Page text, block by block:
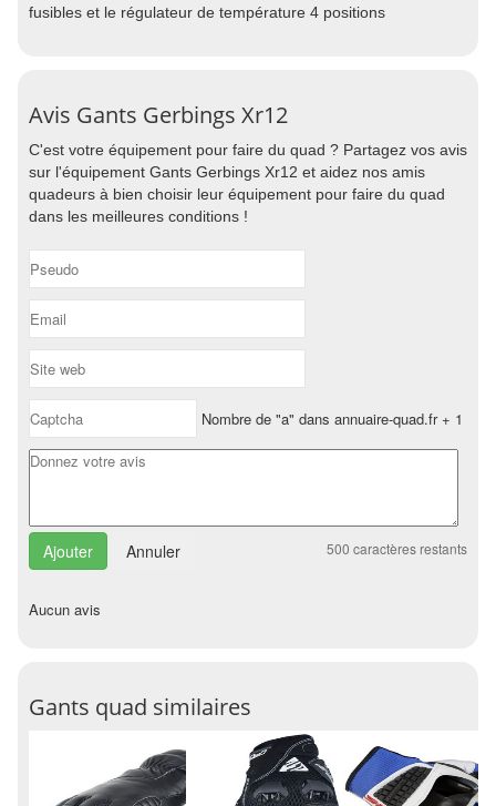
fusibles et le régulateur de température 4 positions
Avis Gants Gerbings Xr12
C'est votre équipement pour faire du quad ? Partagez vos avis
sur l'équipement Gants Gerbings Xr12 et aidez nos amis
quadeurs à bien choisir leur équipement pour faire du quad
dans les meilleures conditions !
Nombre de "a" dans annuaire-quad.fr + 1
Annuler 500 caractères restants
Aucun avis
Gants quad similaires